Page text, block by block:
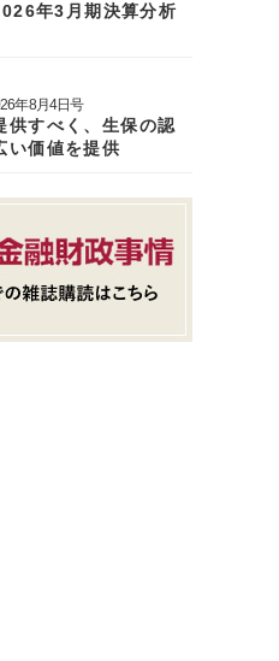
年3月期決算分析
年8月4日号
供すべく、生保の認
い価値を提供